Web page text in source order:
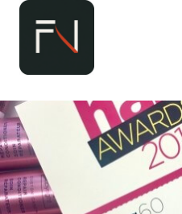
Zum
springen